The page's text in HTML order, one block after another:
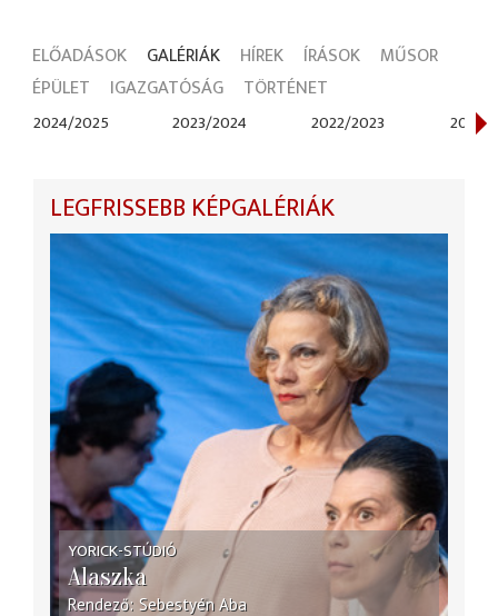
ELŐADÁSOK GALÉRIÁK HÍREK ÍRÁSOK
MŰSOR
ÉPÜLET
IGAZGATÓSÁG TÖRTÉNET
2024/2025 2023/2024 2022/2023 2015/
LEGFRISSEBB KÉPGALÉRIÁK
YORICK-STÚDIÓ
Alaszka
Rendező Sebestyén Aba